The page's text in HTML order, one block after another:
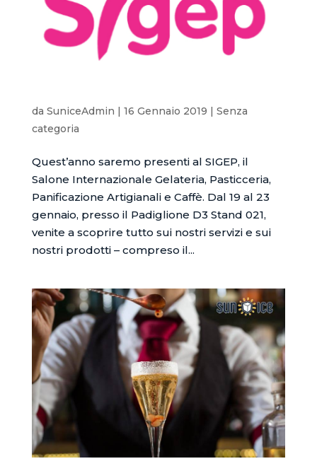
da SuniceAdmin 16 Gennaio 2019
Senza
categoria
Quest’anno saremo presenti al SIGEP, il
Salone Internazionale Gelateria, Pasticceria,
Panificazione Artigianali e Caffè. Dal 19 al 23
gennaio, presso il Padiglione D3 Stand 021,
venite a scoprire tutto sui nostri servizi e sui
nostri prodotti – compreso il...